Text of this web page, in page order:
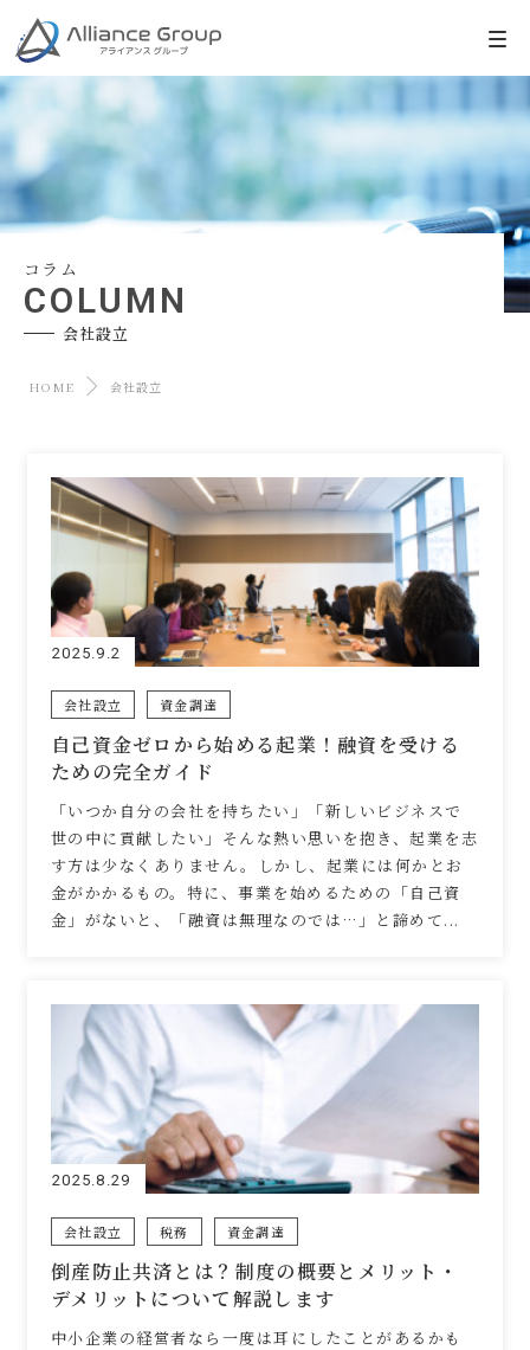
コラム
COLUMN
会社設立
HOME 会社設立
2025.9.2
会社設立 資金調達
自己資金ゼロから始める起業！融資を受ける
ための完全ガイド
「いつか自分の会社を持ちたい」「新しいビジネスで
世の中に貢献したい」そんな熱い思いを抱き、起業を志
す方は少なくありません。しかし、起業には何かとお
金がかかるもの。特に、事業を始めるための「自己資
金」がないと、「融資は無理なのでは…」と諦めて...
2025.8.29
会社設立 税務 資金調達
倒産防止共済とは？制度の概要とメリット・
デメリットについて解説します
中小企業の経営者なら一度は耳にしたことがあるかも